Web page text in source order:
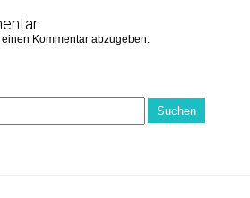
Kommentar abzugeben.